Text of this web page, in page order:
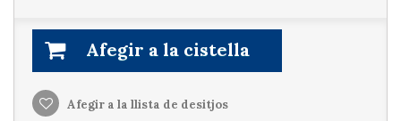
Afegir a la cistella
Afegir a la llista de desitjos